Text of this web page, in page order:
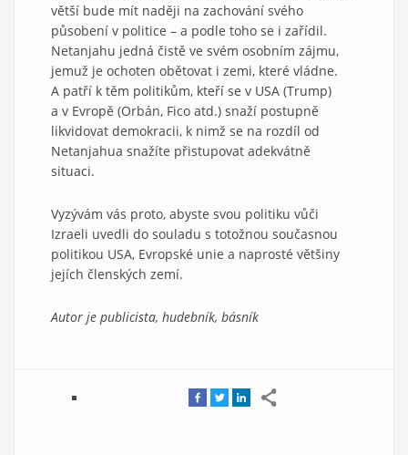
větší bude mít naději na zachování svého
působení v politice – a podle toho se i zařídil.
Netanjahu jedná čistě ve svém osobním zájmu,
jemuž je ochoten obětovat i zemi, které vládne.
A patří k těm politikům, kteří se v USA (Trump)
a v Evropě (Orbán, Fico atd.) snaží postupně
likvidovat demokracii, k nimž se na rozdíl od
Netanjahua snažíte přistupovat adekvátně
situaci.
Vyzývám vás proto, abyste svou politiku vůči
Izraeli uvedli do souladu s totožnou současnou
politikou USA, Evropské unie a naprosté většiny
jejích členských zemí.
Autor je publicista, hudebník, básník